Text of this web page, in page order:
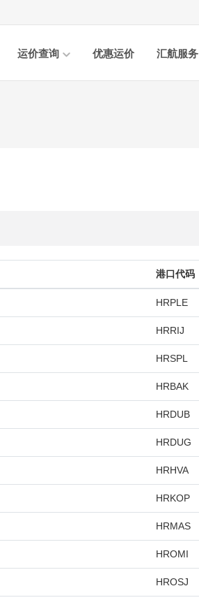
运价查询 优惠运价 汇航服务
港口代码
HRPLE
HRRIJ
HRSPL
HRBAK
HRDUB
HRDUG
HRHVA
HRKOP
HRMAS
HROMI
HROSJ